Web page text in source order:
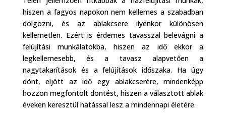
hiszen a fagyos napokon nem kellemes a szabadban
dolgozni, és az ablakcsere ilyenkor különösen
kellemetlen. Ezért is érdemes tavasszal belevágni a
felújítási munkálatokba, hiszen az idő ekkor a
legkellemesebb, és a tavasz alapvetően a
nagytakarítások és a felújítások időszaka. Ha úgy
dönt, eljött az idő egy ablakcserére, mindenképp
hozzon megfontolt döntést, hiszen a választott ablak
éveken keresztül hatással lesz a mindennapi életére.